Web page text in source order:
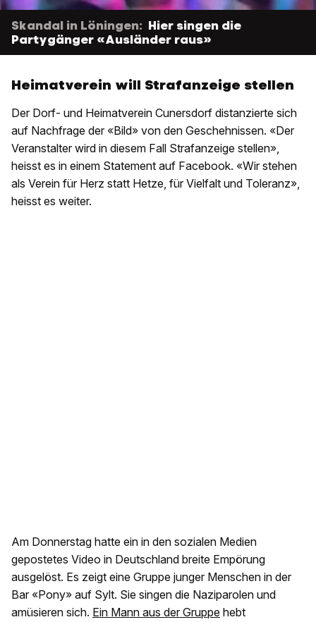
Skandal in Löningen: Hier singen die
Partygänger «Ausländer raus»
Heimatverein will Strafanzeige stellen
Der Dorf- und Heimatverein Cunersdorf distanzierte sich
auf Nachfrage der «Bild» von den Geschehnissen. «Der
Veranstalter wird in diesem Fall Strafanzeige stellen»,
heisst es in einem Statement auf Facebook. «Wir stehen
als Verein für Herz statt Hetze, für Vielfalt und Toleranz»,
heisst es weiter.
Am Donnerstag hatte ein in den sozialen Medien
gepostetes Video in Deutschland breite Empörung
ausgelöst. Es zeigt eine Gruppe junger Menschen in der
Bar «Pony» auf Sylt. Sie singen die Naziparolen und
amüsieren sich. Ein Mann aus der Gruppe hebt